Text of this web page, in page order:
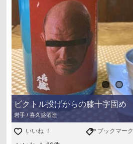
ビクトル投げからの膝十字固め
岩手 / 喜久盛酒造
いいね ！ ブックマーク